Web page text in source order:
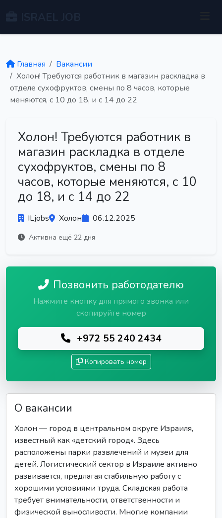
Главная
Вакансии
Холон! Требуются работник в магазин раскладка в
отделе сухофруктов, смены по 8 часов, которые
меняются, с 10 до 18, и с 14 до 22
Холон! Требуются работник в
магазин раскладка в отделе
сухофруктов, смены по 8
часов, которые меняются, с 10
до 18, и с 14 до 22
ILjobs Холон 06.12.2025
Активна ещё 22 дня
Позвонить работодателю
Нажмите кнопку для прямого звонка или
скопируйте номер
+972 55 240 2434
Копировать номер
О вакансии
Холон — город в центральном округе Израиля,
известный как «детский город». Здесь
расположены парки развлечений и музеи для
детей. Логистический сектор в Израиле активно
развивается, предлагая стабильную работу с
хорошими условиями труда. Складская работа
требует внимательности, ответственности и
физической выносливости. Многие компании